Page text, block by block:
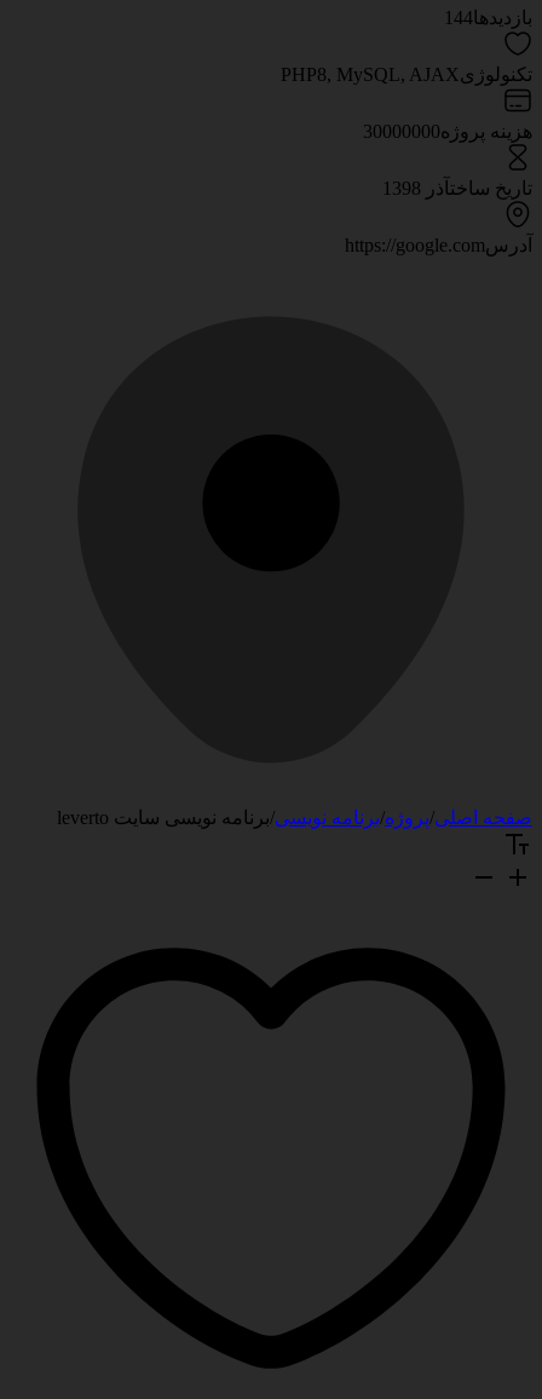
بازدیدها144
تکنولوژیPHP8, MySQL, AJAX
هزینه پروژه30000000
تاریخ ساختآذر 1398
آدرسhttps://google.com
صفحه اصلی/پروژه/برنامه نویسی/برنامه نویسی سایت leverto